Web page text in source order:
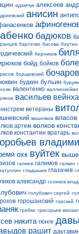
адамчук алексеев
анисин
бадюков
бартечко басова баутин
берников
бойд бойков
борщевский бочаров
будкин бульин
валентенко валлинхеймо
васильев
ветераны
вишняков власов
артем волков
константин вратарь
охк вуйтек
галиев галимов галкин
гладышев глазачев
александр голиков
голубович сергей
горошанский горский
грибко григорьев
никита гюнге
рашит